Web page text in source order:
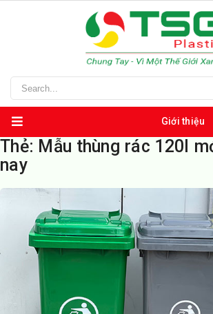
Giới thiệu
Thẻ: Mẫu thùng rác 120l
nay